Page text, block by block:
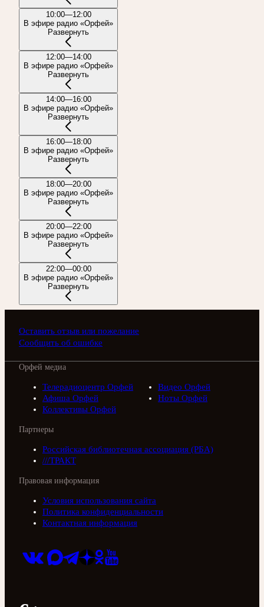
10:00—12:00
В эфире радио «Орфей»
Развернуть
12:00—14:00
В эфире радио «Орфей»
Развернуть
14:00—16:00
В эфире радио «Орфей»
Развернуть
16:00—18:00
В эфире радио «Орфей»
Развернуть
18:00—20:00
В эфире радио «Орфей»
Развернуть
20:00—22:00
В эфире радио «Орфей»
Развернуть
22:00—00:00
В эфире радио «Орфей»
Развернуть
Оставить отзыв или пожелание
Сообщить об ошибке
Орфей медиа
Телерадиоцентр Орфей
Видео Орфей
Афиша Орфей
Ноты Орфей
Коллективы Орфей
Партнеры
Российская библиотечная ассоциация (РБА)
///ТРАКТ
Правовая информация
Условия использования сайта
Политика конфиденциальности
Контактная информация